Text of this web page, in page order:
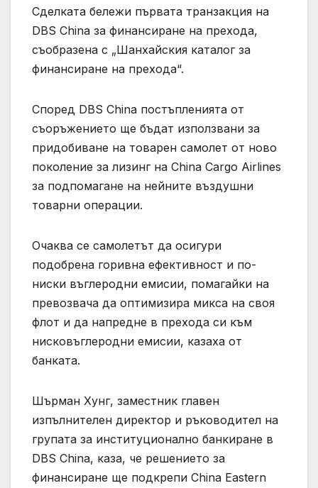
Сделката бележи първата транзакция на
DBS China за финансиране на прехода,
съобразена с „Шанхайския каталог за
финансиране на прехода“.
Според DBS China постъпленията от
съоръжението ще бъдат използвани за
придобиване на товарен самолет от ново
поколение за лизинг на China Cargo Airlines
за подпомагане на нейните въздушни
товарни операции.
Очаква се самолетът да осигури
подобрена горивна ефективност и по-
ниски въглеродни емисии, помагайки на
превозвача да оптимизира микса на своя
флот и да напредне в прехода си към
нисковъглеродни емисии, казаха от
банката.
Шърман Хунг, заместник главен
изпълнителен директор и ръководител на
групата за институционално банкиране в
DBS China, каза, че решението за
финансиране ще подкрепи China Eastern